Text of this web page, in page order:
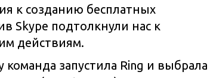
к созданию бесплатных
Skype подтолкнули нас к
действиям.
команда запустила Ring и выбрала